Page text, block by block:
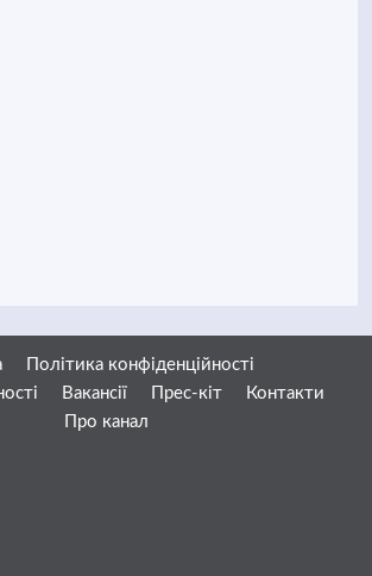
Політика конфіденційності
Вакансії Прес-кіт
Контакти
Про канал